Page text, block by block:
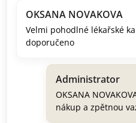
OKSANA NOVAKOVA
Velmi pohodlné lékařské
doporučeno
Administrator
OKSANA
nákup a zpětnou